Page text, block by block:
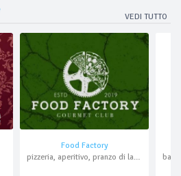
VEDI TUTTO
Food Factory
pizzeria, aperitivo, pranzo di lavoro, asporto, domicilio